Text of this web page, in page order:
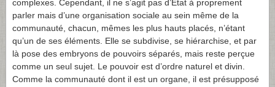
complexes. Cependant, il ne s’agit pas d’Etat à proprement
parler mais d’une organisation sociale au sein même de la
communauté, chacun, mêmes les plus hauts placés, n’étant
qu’un de ses éléments. Elle se subdivise, se hiérarchise, et par
là pose des embryons de pouvoirs séparés, mais reste perçue
comme un seul sujet. Le pouvoir est d’ordre naturel et divin.
Comme la communauté dont il est un organe, il est présupposé